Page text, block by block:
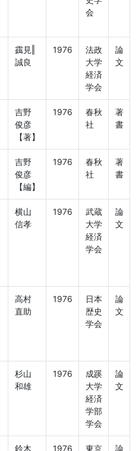
会
靎見‖
誠良
1976
法政
大学
経済
学会
論
文
吉野
俊彦
【著】
1976
春秋
社
著
書
吉野
俊彦
【編】
1976
春秋
社
著
書
横山
信孝
1976
武蔵
大学
経済
学会
論
文
高村
直助
1976
日本
歴史
学会
論
文
杉山
和雄
1976
成蹊
大学
経済
学部
学会
論
文
鈴木
1976
東京
論